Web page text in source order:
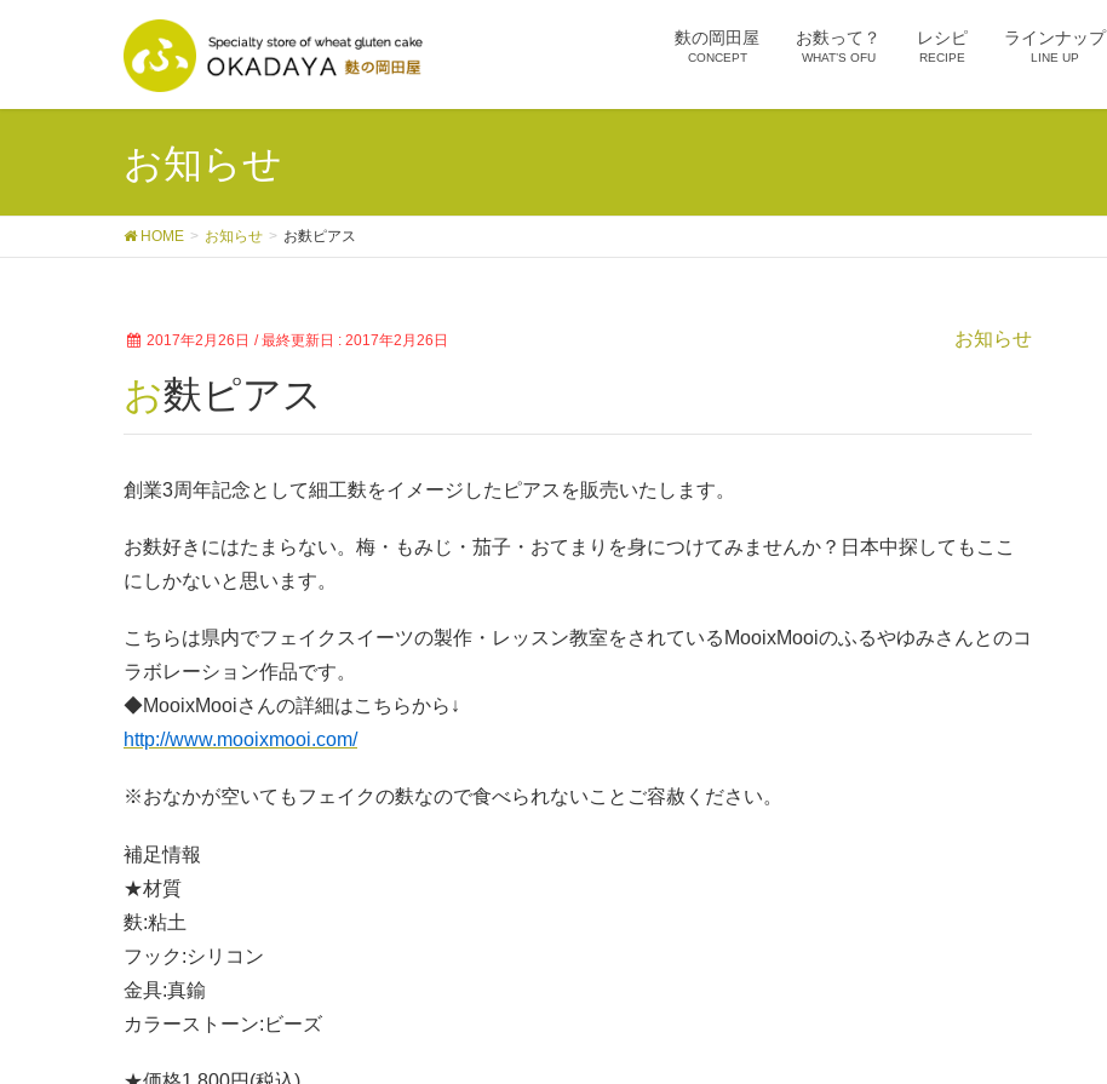
麩の岡田屋
CONCEPT
お麩って？
WHAT’S OFU
レシピ
RECIPE
ラインナップ
LINE UP
お知らせ
HOME お知らせ お麩ピアス
2017年2月26日 / 最終更新日 : 2017年2月26日 お知らせ
お麩ピアス
創業3周年記念として細工麩をイメージしたピアスを販売いたします。
お麩好きにはたまらない。梅・もみじ・茄子・おてまりを身につけてみませんか？日本中探してもここ
にしかないと思います。
こちらは県内でフェイクスイーツの製作・レッスン教室をされているMooixMooiのふるやゆみさんとのコ
ラボレーション作品です。
◆MooixMooiさんの詳細はこちらから↓
http://www.mooixmooi.com/
※おなかが空いてもフェイクの麩なので食べられないことご容赦ください。
補足情報
★材質
麩:粘土
フック:シリコン
金具:真鍮
カラーストーン:ビーズ